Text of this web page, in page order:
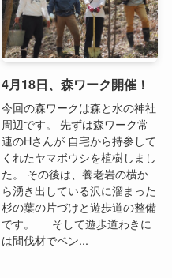
4月18日、森ワーク開催！
今回の森ワークは森と水の神社
周辺です。 先ずは森ワーク常
連のHさんが 自宅から持参して
くれたヤマボウシを植樹しまし
た。 その後は、養老岩の横か
ら湧き出している沢に溜まった
杉の葉の片づけと遊歩道の整備
です。 そして遊歩道わきに
は間伐材でベン...